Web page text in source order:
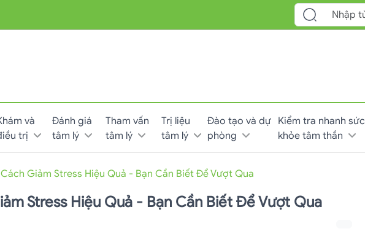
và
trị
Đánh giá
tâm lý
Tham vấn
tâm lý
Trị liệu
tâm lý
Đào tạo và dự
phòng
Kiểm tra nhanh sức
khỏe tâm thần
Giảm Stress Hiệu Quả - Bạn Cần Biết Để Vượt Qua
Stress Hiệu Quả - Bạn Cần Biết Để Vượt Qua